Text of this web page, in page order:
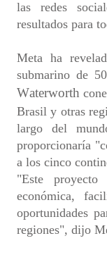
las redes
resultados para
Meta ha
submarino de
Waterworth
Brasil y otras
largo del
proporcionaría
a los cinco
"Este proyecto
económica,
oportunidades
regiones", dijo